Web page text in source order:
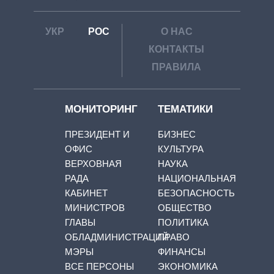
УКР РОС
О НАС
КОНТАКТЫ
ПРАВИЛА
МОНИТОРИНГ
ПРЕЗИДЕНТ И
ОФИС
ВЕРХОВНАЯ
РАДА
КАБИНЕТ
МИНИСТРОВ
ГЛАВЫ
ОБЛАДМИНИСТРАЦИЙ
МЭРЫ
ВСЕ ПЕРСОНЫ
ТЕМАТИКИ
БИЗНЕС
КУЛЬТУРА
НАУКА
НАЦИОНАЛЬНАЯ
БЕЗОПАСНОСТЬ
ОБЩЕСТВО
ПОЛИТИКА
ПРАВО
ФИНАНСЫ
ЭКОНОМИКА